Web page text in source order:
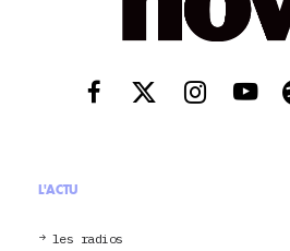
L'ACTU
les radios